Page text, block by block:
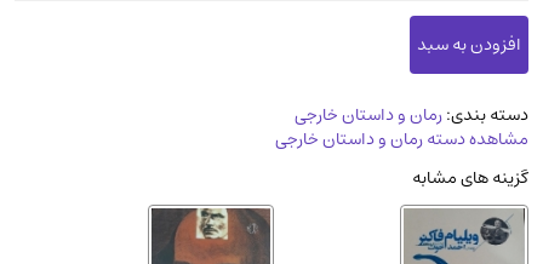
سینما و فیلم(54)
کتاب های قدیمی دینی و مذهبی
زندگینامه شهدا(9)
کتاب چاپ سنگی و کتاب خطی قدیمی
جغرافیا(9)
استخدامی و کاریابی دولتی و خصوصی.سوالـات
دسته بندی:رمان و داستان خارجی
مشاهده دسته رمان و داستان خارجی
گزینه های مشابه